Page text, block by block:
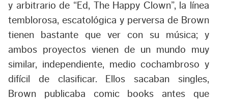
y arbitrario de “Ed, The Happy Clown”, la línea
temblorosa, escatológica y perversa de Brown
tienen bastante que ver con su música; y
ambos proyectos vienen de un mundo muy
similar, independiente, medio cochambroso y
difícil de clasificar. Ellos sacaban singles,
Brown publicaba comic books antes que